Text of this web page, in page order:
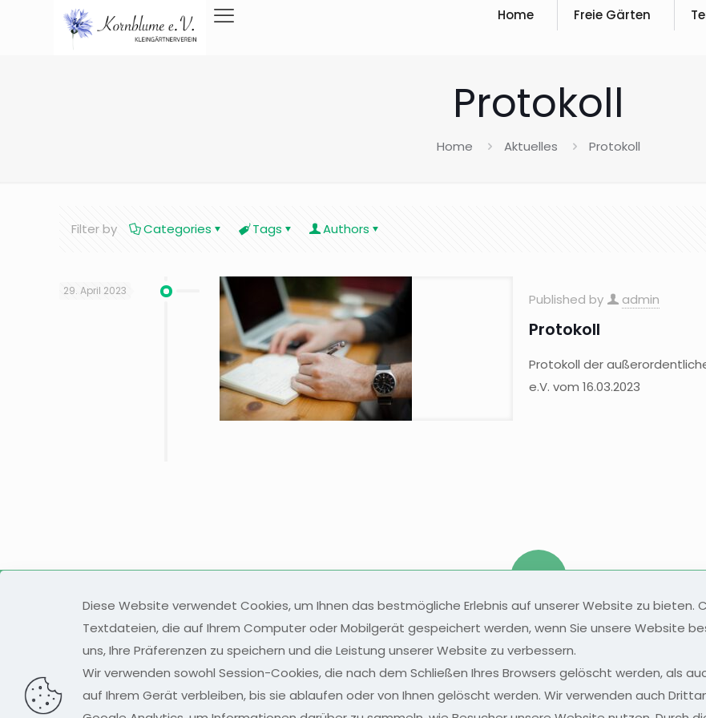
Home Freie Gärten
Protokoll
Home Aktuelles Protokoll
Filter by Categories Tags Authors
29. April 2023
Published by admin
Protokoll
Protokoll der
e.V. vom 16.03.2023
Impressum Kontakt
Diese Website verwendet Cookies, um Ihnen das bestmögliche Erlebnis auf unserer Website zu bieten.
Textdateien, die auf Ihrem Computer oder Mobilgerät gespeichert werden, wenn Sie unsere Website
uns, Ihre Präferenzen zu speichern und die Leistung unserer Website zu verbessern.
Wir verwenden sowohl Session-Cookies, die nach dem Schließen Ihres Browsers gelöscht werden, als
auf Ihrem Gerät verbleiben, bis sie ablaufen oder von Ihnen gelöscht werden. Wir verwenden auch